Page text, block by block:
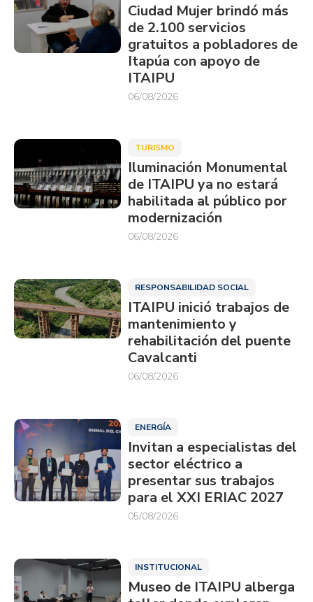
Ciudad Mujer brindó más
de 2.100 servicios
gratuitos a pobladores de
Itapúa con apoyo de
ITAIPU
06/08/2026
TURISMO
Iluminación Monumental
de ITAIPU ya no estará
habilitada al público por
modernización
06/08/2026
RESPONSABILIDAD SOCIAL
ITAIPU inició trabajos de
mantenimiento y
rehabilitación del puente
Cavalcanti
06/08/2026
ENERGÍA
Invitan a especialistas del
sector eléctrico a
presentar sus trabajos
para el XXI ERIAC 2027
05/08/2026
INSTITUCIONAL
Museo de ITAIPU alberga